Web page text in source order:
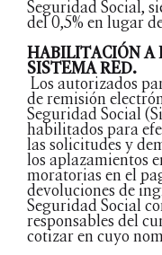
Seguridad Social,
del 0,5% en lugar
HABILITACIÓN A
SISTEMA RED.
Los autorizados
de remisión
Seguridad Social
habilitados para
las solicitudes y
los aplazamientos
moratorias en el
devoluciones de
Seguridad Social
responsables del
cotizar en cuyo